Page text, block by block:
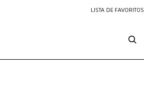
LISTA DE FAVORITOS